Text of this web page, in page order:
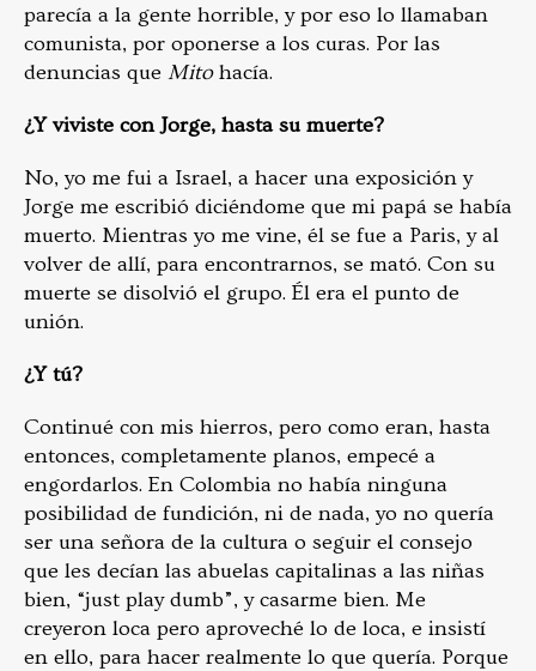
parecía a la gente horrible, y por eso lo llamaban
comunista, por oponerse a los curas. Por las
denuncias que Mitohacía.
¿Y viviste con Jorge, hasta su muerte?
No, yo me fui a Israel, a hacer una exposición y
Jorge me escribió diciéndome que mi papá se había
muerto. Mientras yo me vine, él se fue a Paris, y al
volver de allí, para encontrarnos, se mató. Con su
muerte se disolvió el grupo. Él era el punto de
unión.
¿Y tú?
Continué con mis hierros, pero como eran, hasta
entonces, completamente planos, empecé a
engordarlos. En Colombia no había ninguna
posibilidad de fundición, ni de nada, yo no quería
ser una señora de la cultura o seguir el consejo
que les decían las abuelas capitalinas a las niñas
bien, “just play dumb”, y casarme bien. Me
creyeron loca pero aproveché lo de loca, e insistí
en ello, para hacer realmente lo que quería. Porque